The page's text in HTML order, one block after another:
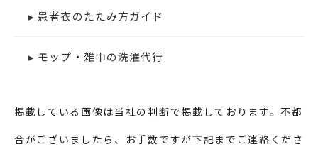
▸ 患者衣のたたみ方ガイド
▸ モップ・雑巾の洗濯代行
掲載している画像は当社の判断で掲載しております。不都
合がございましたら、お手数ですが下記までご連絡くださ